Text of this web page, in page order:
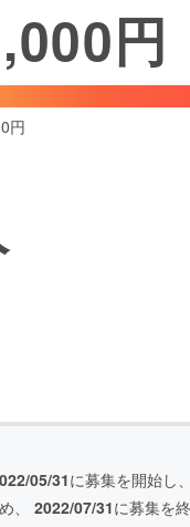
ファッション円
円
05/31に募集を開始し、
、 2022/07/31に募集を